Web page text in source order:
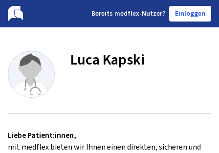
Bereits medflex-Nutzer? Einloggen
Luca Kapski
Liebe Patient:innen,
mit medflex bieten wir Ihnen einen direkten, sicheren und